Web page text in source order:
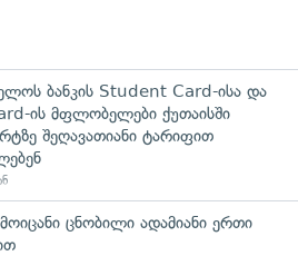
ბანკის Student Card-ისა და
ის მფლობელები ქუთაისში
შეღავათიანი ტარიფით
ცნობილი ადამიანი ერთი